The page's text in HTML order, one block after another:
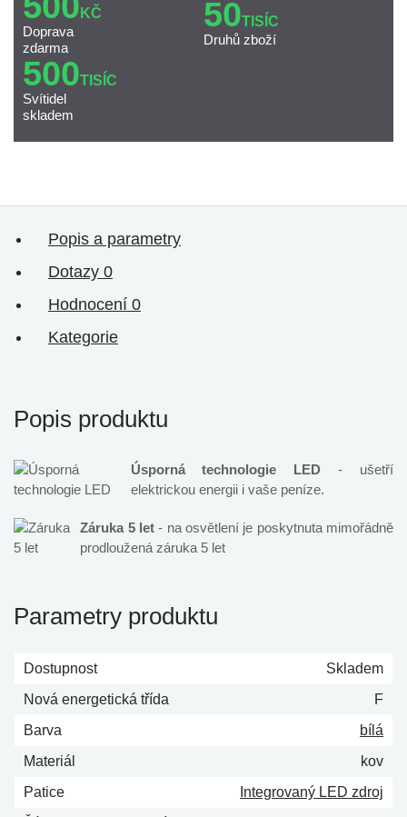
KČ
Doprava
zdarma
50TISÍC
Druhů zboží
500TISÍC
Svítidel
skladem
Popis a parametry
Dotazy 0
Hodnocení 0
Kategorie
Popis produktu
Úsporná technologie LED - ušetří
elektrickou energii i vaše peníze.
Záruka 5 let - na osvětlení je poskytnuta mimořádně
prodloužená záruka 5 let
Parametry produktu
Dostupnost
Skladem
Nová energetická třída
F
Barva
bílá
Materiál
kov
Patice
Integrovaný LED zdroj